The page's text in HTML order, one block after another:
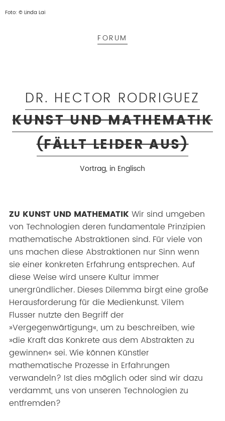
Foto: © Linda Lai
FORUM
DR. HECTOR RODRIGUEZ
KUNST UND MATHEMATIK
(FÄLLT LEIDER AUS)
Vortrag, in Englisch
ZU KUNST UND MATHEMATIK Wir sind umgeben
von Technologien deren fundamentale Prinzipien
mathematische Abstraktionen sind. Für viele von
uns machen diese Abstraktionen nur Sinn wenn
sie einer konkreten Erfahrung entsprechen. Auf
diese Weise wird unsere Kultur immer
unergründlicher. Dieses Dilemma birgt eine große
Herausforderung für die Medienkunst. Vilem
Flusser nutzte den Begriff der
»Vergegenwärtigung«, um zu beschreiben, wie
»die Kraft das Konkrete aus dem Abstrakten zu
gewinnen« sei. Wie können Künstler
mathematische Prozesse in Erfahrungen
verwandeln? Ist dies möglich oder sind wir dazu
verdammt, uns von unseren Technologien zu
entfremden?